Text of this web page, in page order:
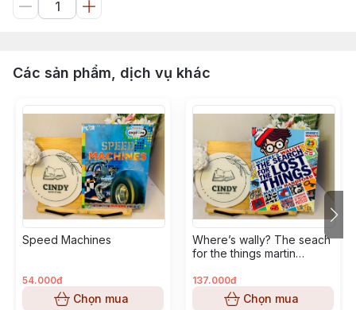
Các sản phẩm, dịch vụ khác
Speed Machines
54.000đ
Chọn mua
Where’s wally? The seach
for the things martin
137.000đ
Chọn mua